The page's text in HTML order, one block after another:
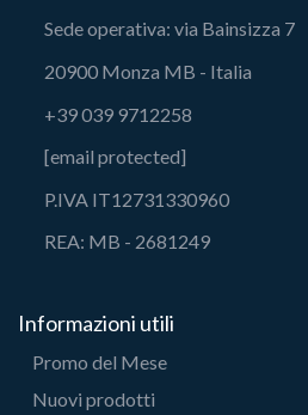
Sede operativa: via Bainsizza 7
20900 Monza MB - Italia
+39 039 9712258
[email protected]
P.IVA IT12731330960
REA: MB - 2681249
Informazioni utili
Promo del Mese
Nuovi prodotti